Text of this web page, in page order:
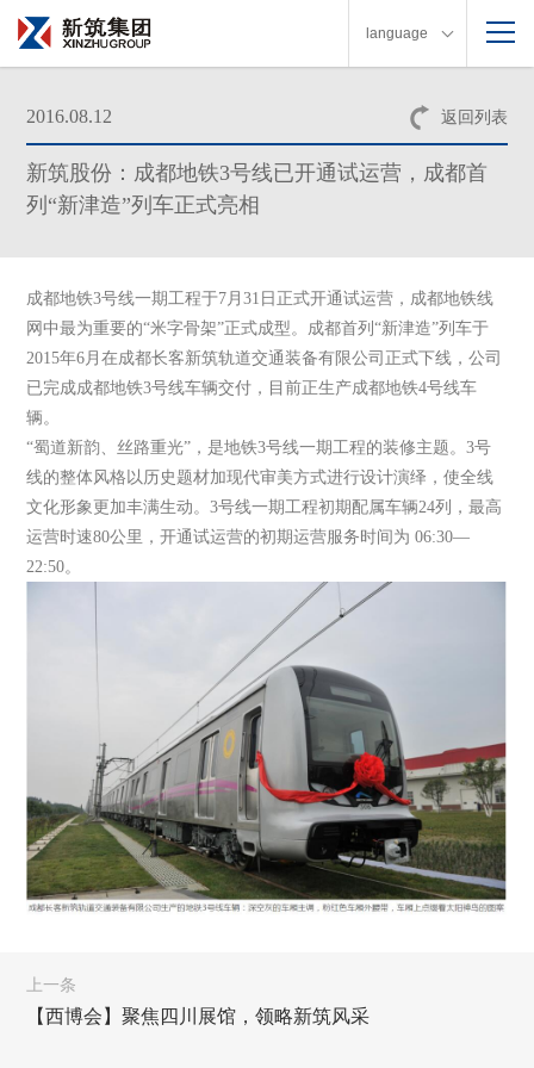
language
返回列表
2016.08.12
新筑股份：成都地铁3号线已开通试运营，成都首
列“新津造”列车正式亮相
成都地铁3号线一期工程于7月31日正式开通试运营，成都地铁线
网中最为重要的“米字骨架”正式成型。成都首列“新津造”列车于
2015年6月在成都长客新筑轨道交通装备有限公司正式下线，公司
已完成成都地铁3号线车辆交付，目前正生产成都地铁4号线车
辆。
“蜀道新韵、丝路重光”，是地铁3号线一期工程的装修主题。3号
线的整体风格以历史题材加现代审美方式进行设计演绎，使全线
文化形象更加丰满生动。3号线一期工程初期配属车辆24列，最高
运营时速80公里，开通试运营的初期运营服务时间为 06:30—
22:50。
上一条
【西博会】聚焦四川展馆，领略新筑风采